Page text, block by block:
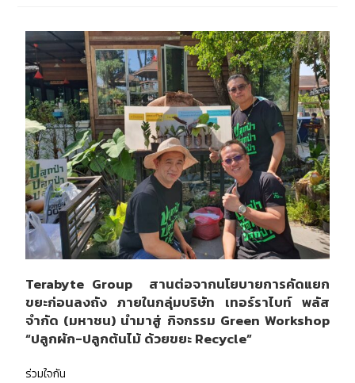
Terabyte Group สานต่อจากนโยบายการคัดแยก
ขยะก่อนลงถัง ภายในกลุ่มบริษัท เทอร์ราไบท์ พลัส
จำกัด (มหาชน) นำมาสู่ กิจกรรม Green Workshop
“ปลูกผัก-ปลูกต้นไม้ ด้วยขยะ Recycle”
ร่วมใจกัน